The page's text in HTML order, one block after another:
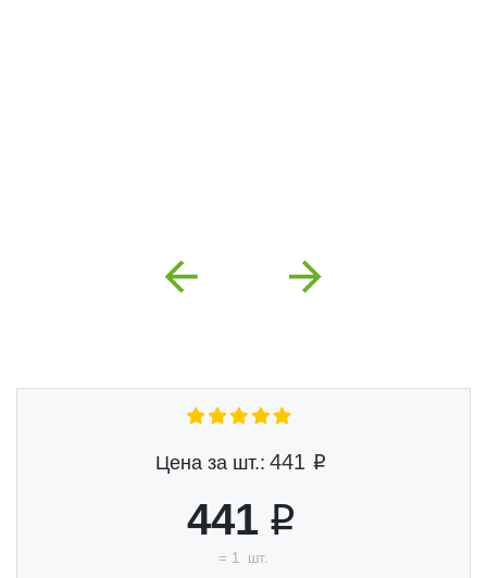
Previous Next
Цена за шт.: 441
441
= 1 шт.